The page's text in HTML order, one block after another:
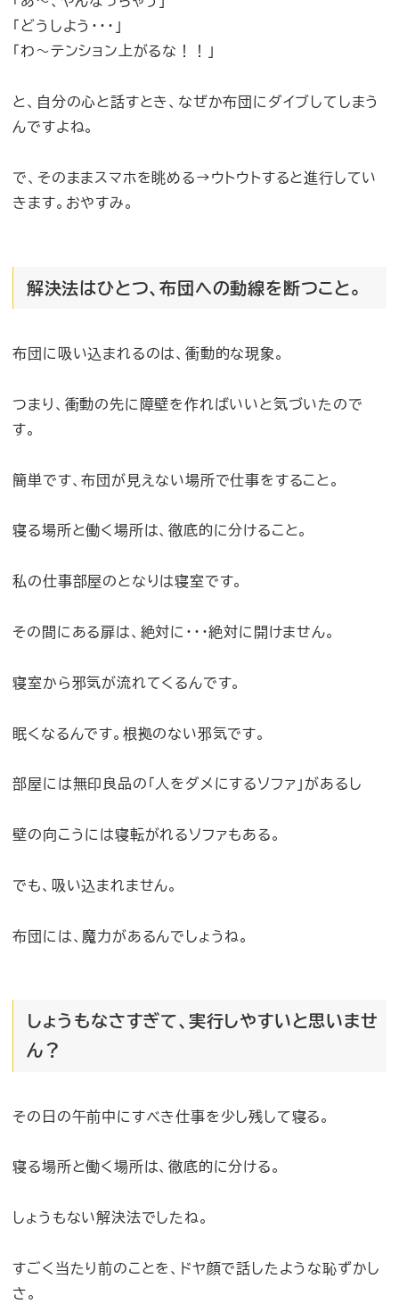
「どうしよう・・・」
「わ〜テンション上がるな！！」
と、自分の心と話すとき、なぜか布団にダイブしてしまう
んですよね。
で、そのままスマホを眺める→ウトウトすると進行してい
きます。おやすみ。
解決法はひとつ、布団への動線を断つこと。
布団に吸い込まれるのは、衝動的な現象。
つまり、衝動の先に障壁を作ればいいと気づいたので
す。
簡単です、布団が見えない場所で仕事をすること。
寝る場所と働く場所は、徹底的に分けること。
私の仕事部屋のとなりは寝室です。
その間にある扉は、絶対に・・・絶対に開けません。
寝室から邪気が流れてくるんです。
眠くなるんです。根拠のない邪気です。
部屋には無印良品の「人をダメにするソファ」があるし
壁の向こうには寝転がれるソファもある。
でも、吸い込まれません。
布団には、魔力があるんでしょうね。
しょうもなさすぎて、実行しやすいと思いませ
ん？
その日の午前中にすべき仕事を少し残して寝る。
寝る場所と働く場所は、徹底的に分ける。
しょうもない解決法でしたね。
すごく当たり前のことを、ドヤ顔で話したような恥ずかし
さ。